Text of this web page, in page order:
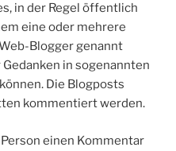
in der Regel öffentlich
eine oder mehrere
Blogger genannt
in sogenannten
Die Blogposts
kommentiert werden.
einen Kommentar